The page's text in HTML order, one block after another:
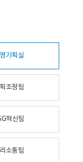
기획실
조정팀
혁신팀
소통팀